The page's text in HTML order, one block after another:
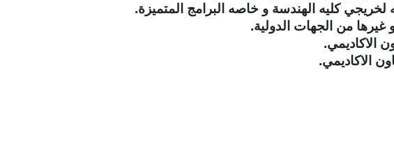
كليه الهندسة و خاصه البرامج المتميزة.
و غيرها من الجهات الدولية.
الاكاديمي.
الاكاديمي.